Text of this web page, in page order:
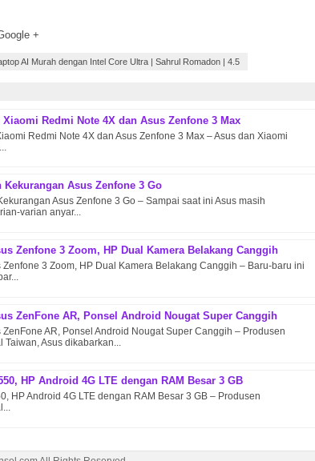
+
AI Murah dengan Intel Core Ultra | Sahrul Romadon | 4.5
Redmi Note 4X dan Asus Zenfone 3 Max
Redmi Note 4X dan Asus Zenfone 3 Max – Asus dan Xiaomi
Kekurangan Asus Zenfone 3 Go
Asus Zenfone 3 Go – Sampai saat ini Asus masih
varian anyar...
Zenfone 3 Zoom, HP Dual Kamera Belakang Canggih
Zenfone 3 Zoom, HP Dual Kamera Belakang Canggih – Baru-baru ini
ZenFone AR, Ponsel Android Nougat Super Canggih
ZenFone AR, Ponsel Android Nougat Super Canggih – Produsen
Taiwan, Asus dikabarkan...
HP Android 4G LTE dengan RAM Besar 3 GB
HP Android 4G LTE dengan RAM Besar 3 GB – Produsen